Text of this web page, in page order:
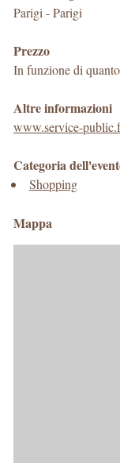
Parigi -Parigi
Prezzo
In funzione di
Altre informazioni
www.service-
Categoria
Shopping
Mappa